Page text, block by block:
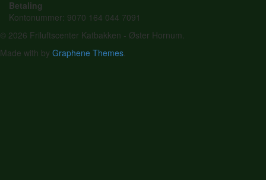
Betaling
Kontonummer: 9070 164 044 7091
© 2026 Friluftscenter Katbakken - Øster Hornum.
Made with by Graphene Themes.